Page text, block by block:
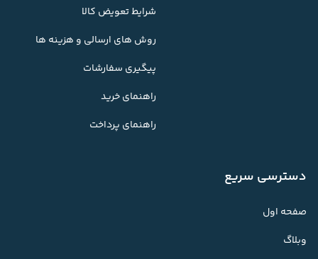
شرایط تعویض کالا
روش های ارسالی و هزینه ها
پیگیری سفارشات
راهنمای خرید
راهنمای پرداخت
دسترسی سریع
صفحه اول
وبلاگ